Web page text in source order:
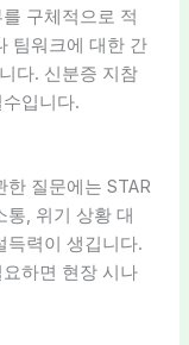
구체적으로 적
팀워크에 대한 간
다. 신분증 지참
입니다.
질문에는 STAR
통, 위기 상황 대
득력이 생깁니다.
하면 현장 시나